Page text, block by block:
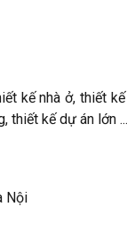
kế nhà ở, thiết
thiết kế dự án lớn ...
Nội